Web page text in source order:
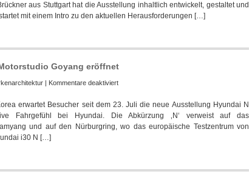
Hyundai
Future
Motorstudio
aus Stuttgart hat die Ausstellung inhaltlich entwickelt, gestaltet und
mit einem Intro zu den aktuellen Herausforderungen […]
Goyang eröffnet
| Kommentare deaktiviertfür
N
Brand
Ausstellung
eröffnet
erwartet Besucher seit dem 23. Juli die neue Ausstellung Hyundai N
Fahrgefühl bei Hyundai. Die Abkürzung ‚N‘ verweist auf das
und auf den Nürburgring, wo das europäische Testzentrum von
i30 N […]